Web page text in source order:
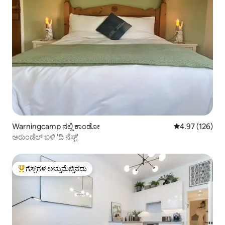
Warningcamp ನಲ್ಲಿ ಕಾಂಡೋ 5 ರಲ್ಲಿ 4.97
4.97 (126)
ಅರುಂಡೆಲ್ ಬಳಿ 'ದಿ ನೆಸ್ಟ್'
ಗೆಸ್ಟ್‌ಗಳಿಗೆ ಅತಿ ಹೆಚ್ಚು ಅಚ್ಚುಮೆಚ್ಚಿನದು
ಗೆಸ್ಟ್‌ಗಳ ಅಚ್ಚುಮೆಚ್ಚಿನದು